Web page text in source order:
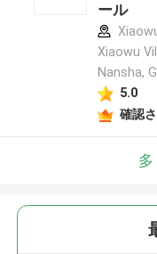
ール
Xiaowu
Nansha,
5.0
確認